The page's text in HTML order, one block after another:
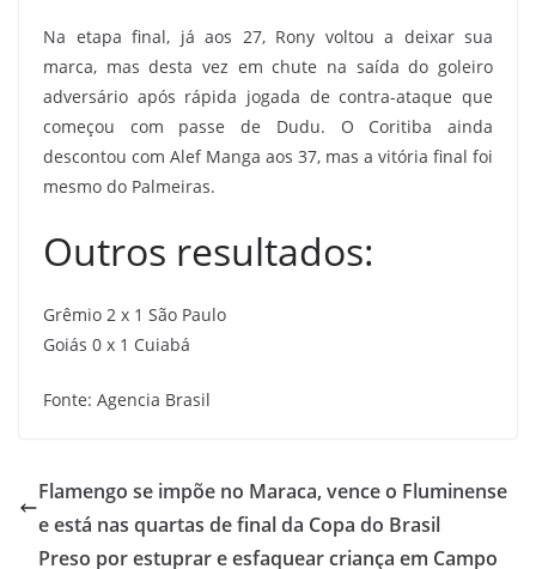
Na etapa final, já aos 27, Rony voltou a deixar sua
marca, mas desta vez em chute na saída do goleiro
adversário após rápida jogada de contra-ataque que
começou com passe de Dudu. O Coritiba ainda
descontou com Alef Manga aos 37, mas a vitória final foi
mesmo do Palmeiras.
Outros resultados:
Grêmio 2 x 1 São Paulo
Goiás 0 x 1 Cuiabá
Fonte: Agencia Brasil
Flamengo se impõe no Maraca, vence o Fluminense
e está nas quartas de final da Copa do Brasil
Preso por estuprar e esfaquear criança em Campo